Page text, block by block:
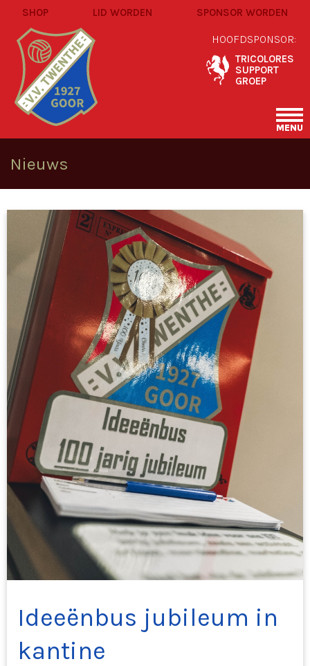
SHOP LID WORDEN SPONSOR WORDEN
HOOFDSPONSOR:
TRICOLORES
SUPPORT
GROEP
MENU
Nieuws
Ideeënbus jubileum in
kantine